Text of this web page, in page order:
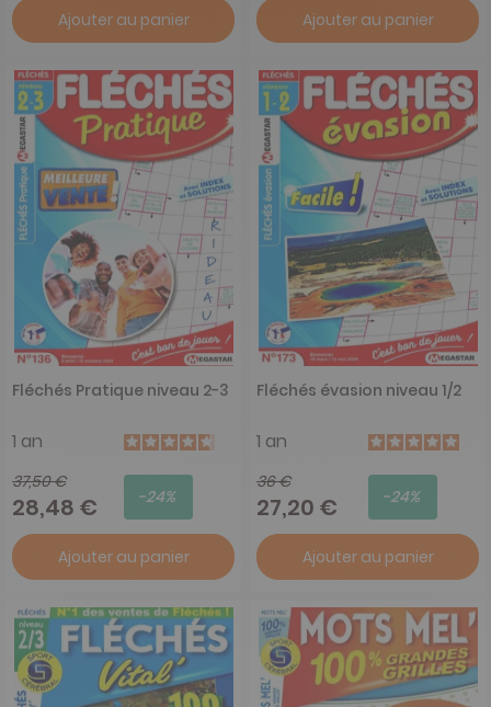
Ajouter au panier Ajouter au panier
Fléchés Pratique niveau 2-3
1 an
37,50 €
28,48 € -24%
Ajouter au panier
Fléchés évasion niveau 1/2
1 an
36 €
27,20 € -24%
Ajouter au panier